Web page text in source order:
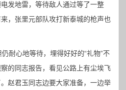
发地雷，等待敌人通过等了一整
，张里元部队攻打新泰城的枪声也
耐心地等待，埋得好好的“礼物”不
的同志报告，看见公路上有尘埃飞
赵君玉同志边要大家准备，一边举